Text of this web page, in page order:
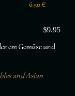
6.50 €
$9.95
Gemüse und
and Asian